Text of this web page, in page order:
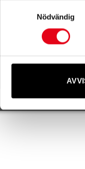
Nödvändig
Om oss